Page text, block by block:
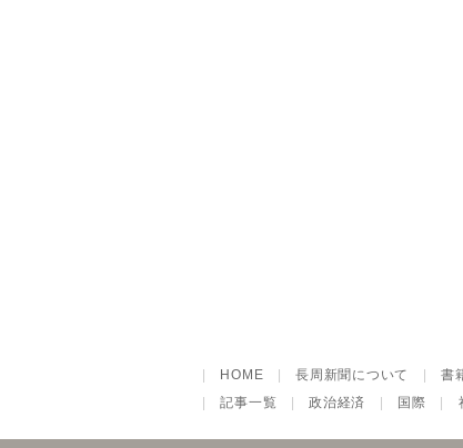
HOME |長周新聞について |書
|記事一覧 |政治経済 国際